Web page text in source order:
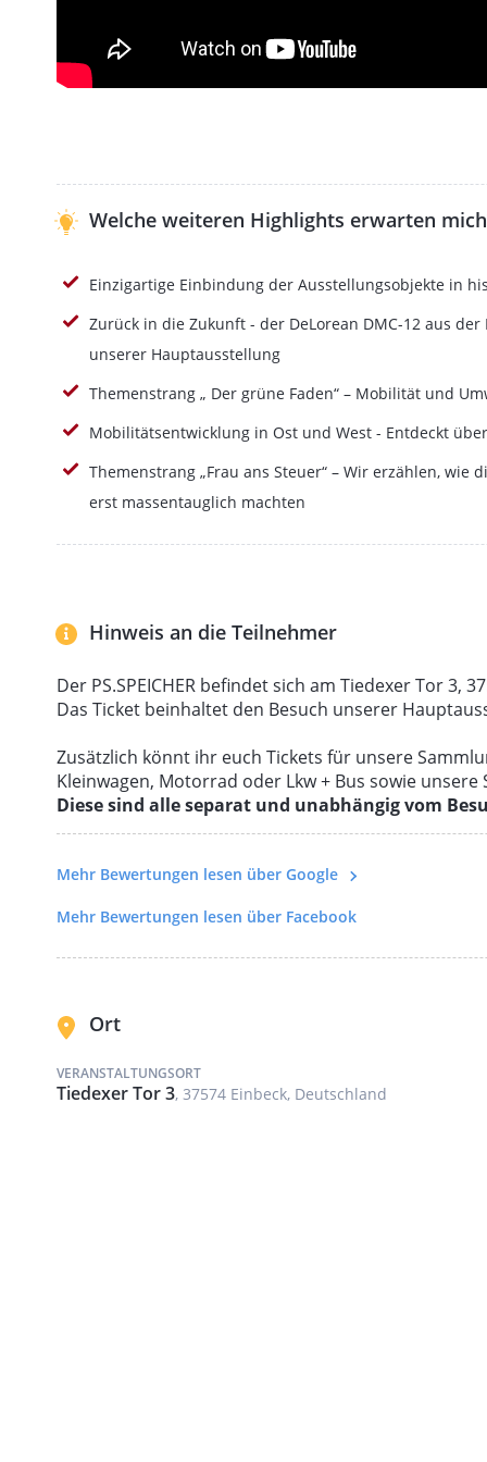
Welche weiteren Highlights erwarten
Einzigartige Einbindung der Ausstellungsobjekte in
Zurück in die Zukunft - der DeLorean DMC-12 aus
unserer Hauptausstellung
Themenstrang „ Der grüne Faden“ – Mobilität und
Mobilitätsentwicklung in Ost und West - Entdeckt
Themenstrang „Frau ans Steuer“ – Wir erzählen,
erst massentauglich machten
Hinweis an die Teilnehmer
Der PS.SPEICHER befindet sich am Tiedexer Tor 3,
Das Ticket beinhaltet den Besuch unserer
Zusätzlich könnt ihr euch Tickets für unsere
Kleinwagen, Motorrad oder Lkw + Bus sowie unsere
Diese sind alle separat und unabhängig vom
Mehr Bewertungen lesen über Google
Mehr Bewertungen lesen über Facebook
Ort
VERANSTALTUNGSORT
Tiedexer Tor 3, 37574 Einbeck, Deutschland